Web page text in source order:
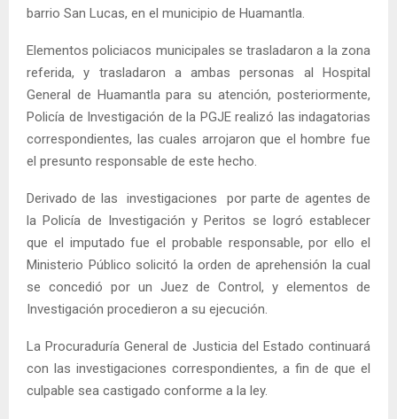
barrio San Lucas, en el municipio de Huamantla.
Elementos policiacos municipales se trasladaron a la zona
referida, y trasladaron a ambas personas al Hospital
General de Huamantla para su atención, posteriormente,
Policía de Investigación de la PGJE realizó las indagatorias
correspondientes, las cuales arrojaron que el hombre fue
el presunto responsable de este hecho.
Derivado de las investigaciones por parte de agentes de
la Policía de Investigación y Peritos se logró establecer
que el imputado fue el probable responsable, por ello el
Ministerio Público solicitó la orden de aprehensión la cual
se concedió por un Juez de Control, y elementos de
Investigación procedieron a su ejecución.
La Procuraduría General de Justicia del Estado continuará
con las investigaciones correspondientes, a fin de que el
culpable sea castigado conforme a la ley.